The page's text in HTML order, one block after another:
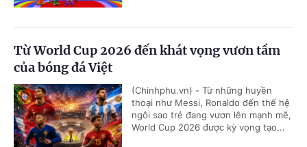
Từ World Cup 2026 đến khát vọng vươn tầm
của bóng đá Việt
(Chinhphu.vn) - Từ những huyền
thoại như Messi, Ronaldo đến thế hệ
ngôi sao trẻ đang vươn lên mạnh mẽ,
World Cup 2026 được kỳ vọng tạo...